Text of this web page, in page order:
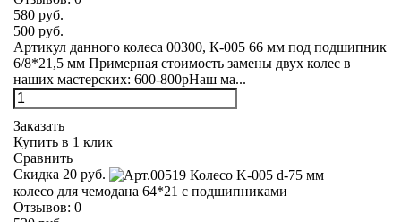
580 руб.
500 руб.
Артикул данного колеса 00300, К-005 66 мм под подшипник
6/8*21,5 мм Примерная стоимость замены двух колес в
наших мастерских: 600-800рНаш ма...
Заказать
Купить в 1 клик
Сравнить
Скидка 20 руб.
колесо для чемодана 64*21 с подшипниками
Отзывов: 0